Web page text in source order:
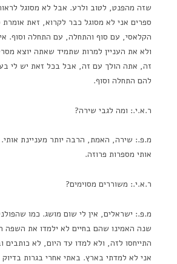
שזה מהפנט, לטוב ולרע. אבל לא מסוגל
ספרים אני לא מסוגל כבר לקרוא, זאת אומרת
הקלאסי, עם סוף והתחלה, עם התחלה וסוף.
ולא את העניין למרות שתמיד שאתה יוצא
זה, אתה הולך עם זה, אבל בכל זאת יש לי
להם התחלה וסוף.
ר.א.י.: ומה לגבי שירה?
מ.פ.: שירה, האמת, הרבה יותר מעניינת אותי.
אותי מספרות פרוזה.
ר.א.י.: משוררים מסוימים?
מ.פ.: ישראלים, אין לי שום מושג. כמו
שנה האמינו שהם בחיים לא ילמדו את השפה
התייחסו לזה, ולא למדו עד היום, לא כותבים
אני לא למדתי בארץ. באתי אחרי בגרות